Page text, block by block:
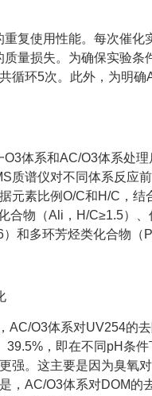
重复使用性能。每次催
量损失。为确保实验
循环5次。此外，为明
体系和AC/O3体系处
质谱仪对不同体系反应
元素比例O/C和H/C，
合物（Ali，H/C≥1.5）
和多环芳烃类化合物（
AC/O3体系对UV254的
39.5%，即在不同pH条
强。这主要是因为臭氧
，AC/O3体系对DOM的